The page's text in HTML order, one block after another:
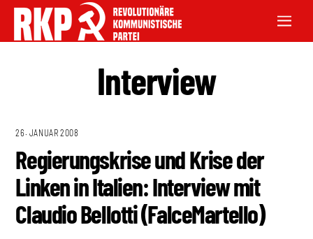
Interview
26. JANUAR 2008
Regierungskrise und Krise der
Linken in Italien: Interview mit
Claudio Bellotti (FalceMartello)